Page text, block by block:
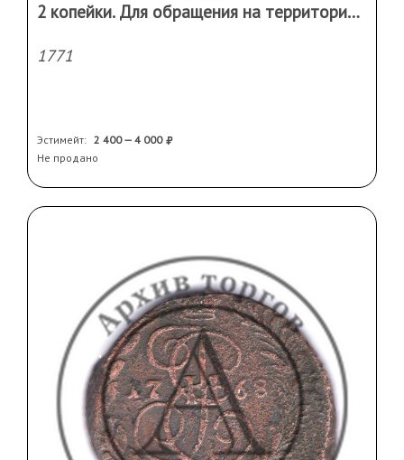
2 копейки. Для обращения на территории Сибири.
1771
Эстимейт: 2 400 — 4 000
Не продано